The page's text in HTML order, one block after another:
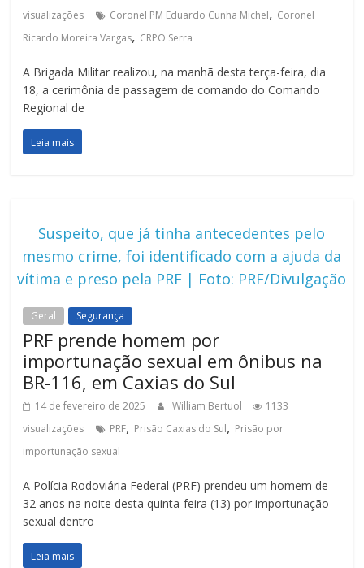
visualizações
Coronel PM Eduardo Cunha Michel, Coronel
Ricardo Moreira Vargas, CRPO Serra
A Brigada Militar realizou, na manhã desta terça-feira, dia
18, a cerimônia de passagem de comando do Comando
Regional de
Leia mais
Suspeito, que já tinha antecedentes pelo
mesmo crime, foi identificado com a ajuda da
vítima e preso pela PRF | Foto: PRF/Divulgação
Geral Segurança
PRF prende homem por
importunação sexual em ônibus na
BR-116, em Caxias do Sul
14 de fevereiro de 2025 William Bertuol
1133
visualizações
PRF, Prisão Caxias do Sul, Prisão por
importunação sexual
A Polícia Rodoviária Federal (PRF) prendeu um homem de
32 anos na noite desta quinta-feira (13) por importunação
sexual dentro
Leia mais